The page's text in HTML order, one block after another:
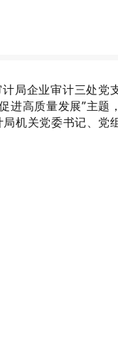
局企业审计三处党
高质量发展”主题，
机关党委书记、党